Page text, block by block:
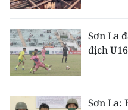
CHUYÊN ĐỀ
CÁC CHUYÊN TRANG
VỀ BÁO NHÂN DÂN
Sơn La
địch
Sơn La: